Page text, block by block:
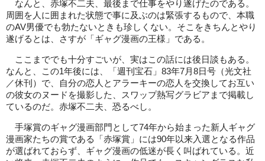
なんと、赤塚不二夫、最後まで仕事をやり遂げたのである。
周囲を人に囲まれた状態で事に及ぶのは緊張するもので、本職
のAV男優でも勃たないときも珍しくない。そこをきちんとやり
遂げるとは、さすが「ギャグ漫画の王様」である。
ここまででも十分すごいが、実はこの話には後日談もある。
なんと、この1年後には、「週刊宝石」83年7月8日号（光文社
／休刊）で、自分の恋人とアラーキーの恋人を交換してお互い
の彼女のヌードを撮影した、スワップ熱写グラビアまで掲載し
ているのだ。赤塚不二夫、恐るべし。
手塚賞のギャグ漫画部門として74年から始まった新人ギャグ
漫画家たちの賞である「赤塚賞」には90年以来入選となる作品
が選ばれておらず、ギャグ漫画の低迷が長く叫ばれている。近